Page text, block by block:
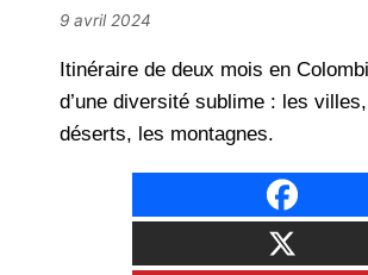
9 avril 2024
Itinéraire de deux mois en
d’une diversité sublime : les
déserts, les montagnes.